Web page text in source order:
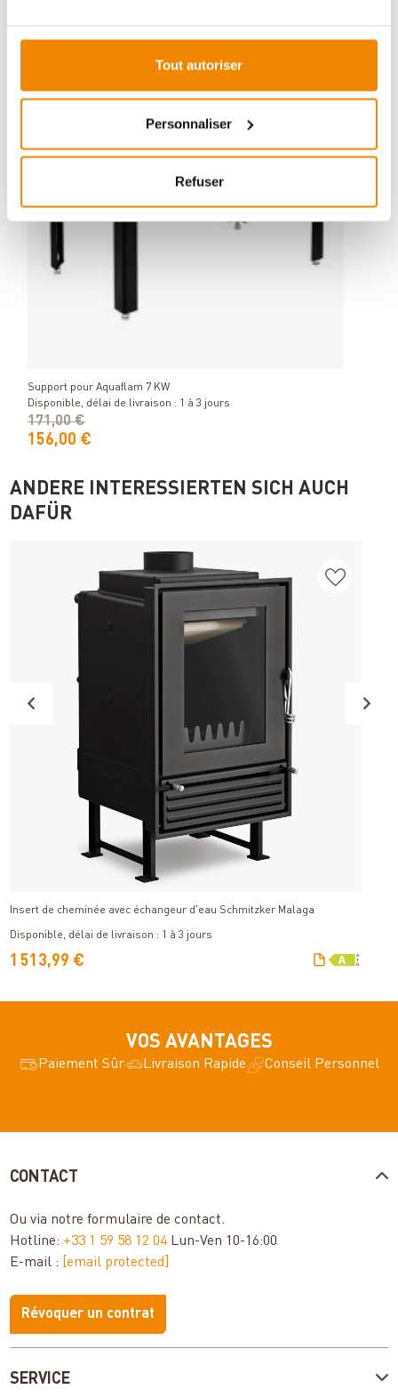
Tout autoriser
Personnaliser
Refuser
Support pour Aquaflam 7 KW
Disponible, délai de livraison : 1 à 3 jours
156,00 €
171,00 €
ANDERE INTERESSIERTEN SICH AUCH
DAFÜR
Détails
Insert de cheminée avec échangeur d'eau Schmitzker Malaga
Disponible, délai de livraison : 1 à 3 jours
1 513,99 €
VOS AVANTAGES
Paiement Sûr Livraison Rapide Conseil Personnel
SERVICE
CONTACT
Ou via notreformulaire de contact.
Hotline: +33 1 59 58 12 04 Lun-Ven 10-16:00
E-mail : [email protected]
Révoquer un contrat